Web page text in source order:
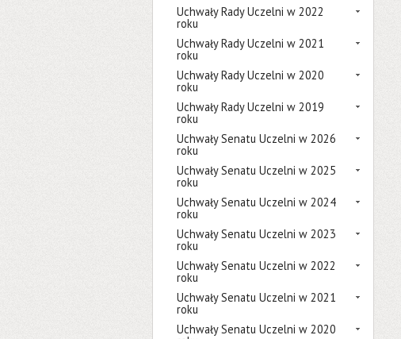
Uchwały Rady Uczelni w 2022
roku
Uchwały Rady Uczelni w 2021
roku
Uchwały Rady Uczelni w 2020
roku
Uchwały Rady Uczelni w 2019
roku
Uchwały Senatu Uczelni w 2026
roku
Uchwały Senatu Uczelni w 2025
roku
Uchwały Senatu Uczelni w 2024
roku
Uchwały Senatu Uczelni w 2023
roku
Uchwały Senatu Uczelni w 2022
roku
Uchwały Senatu Uczelni w 2021
roku
Uchwały Senatu Uczelni w 2020